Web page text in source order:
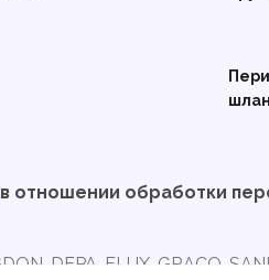
отношении обработки
DEPA, FLUX, GRACO,